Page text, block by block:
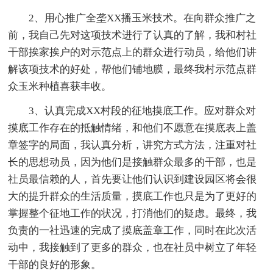
2、用心推广全垄XX播玉米技术。在向群众推广之
前，我自己先对这项技术进行了认真的了解，我和村社
干部挨家挨户的对示范点上的群众进行动员，给他们讲
解该项技术的好处，帮他们铺地膜，最终我村示范点群
众玉米种植喜获丰收。
3、认真完成XX村段的征地摸底工作。应对群众对
摸底工作存在的抵触情绪，和他们不愿意在摸底表上盖
章签字的局面，我认真分析，讲究方式方法，注重对社
长的思想动员，因为他们是接触群众最多的干部，也是
社员最信赖的人，首先要让他们认识到建设园区将会很
大的提升群众的生活质量，摸底工作也只是为了更好的
掌握整个征地工作的状况，打消他们的疑虑。最终，我
负责的一社迅速的完成了摸底盖章工作，同时在此次活
动中，我接触到了更多的群众，也在社员中树立了年轻
干部的良好的形象。